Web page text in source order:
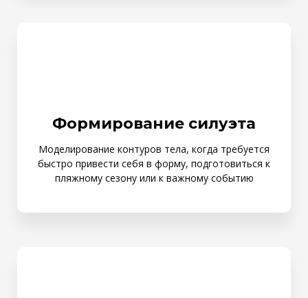
Формирование силуэта
Моделирование контуров тела, когда требуется
быстро привести себя в форму, подготовиться к
пляжному сезону или к важному событию